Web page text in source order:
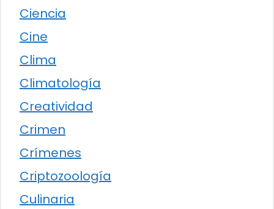
Ciencia
Cine
Clima
Climatología
Creatividad
Crimen
Crímenes
Criptozoología
Culinaria